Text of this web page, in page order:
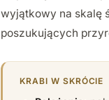
wyjątkowy na skalę
poszukujących
KRABI W SKRÓCIE